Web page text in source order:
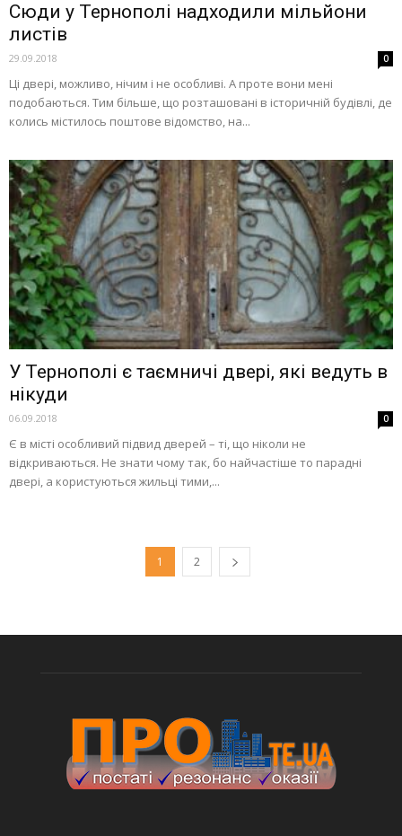
Сюди у Тернополі надходили мільйони
листів
29.09.2018 0
Ці двері, можливо, нічим і не особливі. А проте вони мені
подобаються. Тим більше, що розташовані в історичній будівлі, де
колись містилось поштове відомство, на...
У Тернополі є таємничі двері, які ведуть в
нікуди
06.09.2018 0
Є в місті особливий підвид дверей – ті, що ніколи не
відкриваються. Не знати чому так, бо найчастіше то парадні
двері, а користуються жильці тими,...
1 2